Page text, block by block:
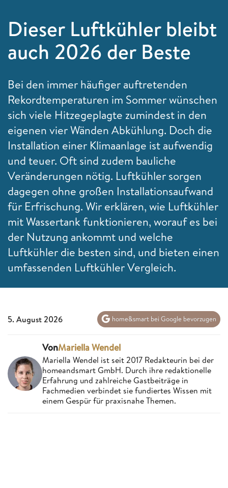
Dieser Luftkühler bleibt
auch 2026 der Beste
Bei den immer häufiger auftretenden
Rekordtemperaturen im Sommer wünschen
sich viele Hitzegeplagte zumindest in den
eigenen vier Wänden Abkühlung. Doch die
Installation einer Klimaanlage ist aufwendig
und teuer. Oft sind zudem bauliche
Veränderungen nötig. Luftkühler sorgen
dagegen ohne großen Installationsaufwand
für Erfrischung. Wir erklären, wie Luftkühler
mit Wassertank funktionieren, worauf es bei
der Nutzung ankommt und welche
Luftkühler die besten sind, und bieten einen
umfassenden Luftkühler Vergleich.
5. August 2026 home&smart bei Google bevorzugen
VonMariella Wendel
Mariella Wendel ist seit 2017 Redakteurin bei der
homeandsmart GmbH. Durch ihre redaktionelle
Erfahrung und zahlreiche Gastbeiträge in
Fachmedien verbindet sie fundiertes Wissen mit
einem Gespür für praxisnahe Themen.